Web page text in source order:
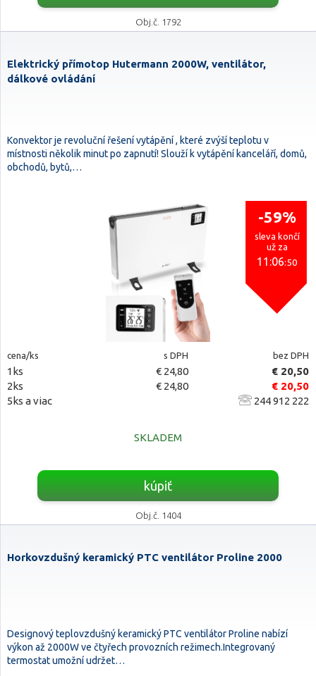
Obj.č. 1792
Elektrický přímotop Hutermann 2000W, ventilátor,
dálkové ovládání
Konvektor je revoluční řešení vytápění , které zvýší teplotu v
místnosti několik minut po zapnutí! Slouží k vytápění kanceláří, domů,
obchodů, bytů,…
-59%
sleva končí
už za
11:06:50
cena/ks s DPH bez DPH
1ks € 24,80
€ 20,50
2ks
€ 24,80
€ 20,50
5ks a viac
244 912 222
SKLADEM
kúpiť
Obj.č. 1404
Horkovzdušný keramický PTC ventilátor Proline 2000
Designový teplovzdušný keramický PTC ventilátor Proline nabízí
výkon až 2000W ve čtyřech provozních režimech.Integrovaný
termostat umožní udržet…